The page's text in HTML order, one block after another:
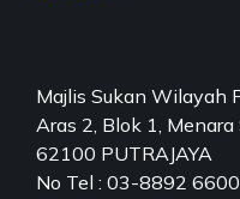
Majlis Sukan Wilayah
Aras 2, Blok 1,
62100 PUTRAJAYA
No Tel : 03-8892 6600